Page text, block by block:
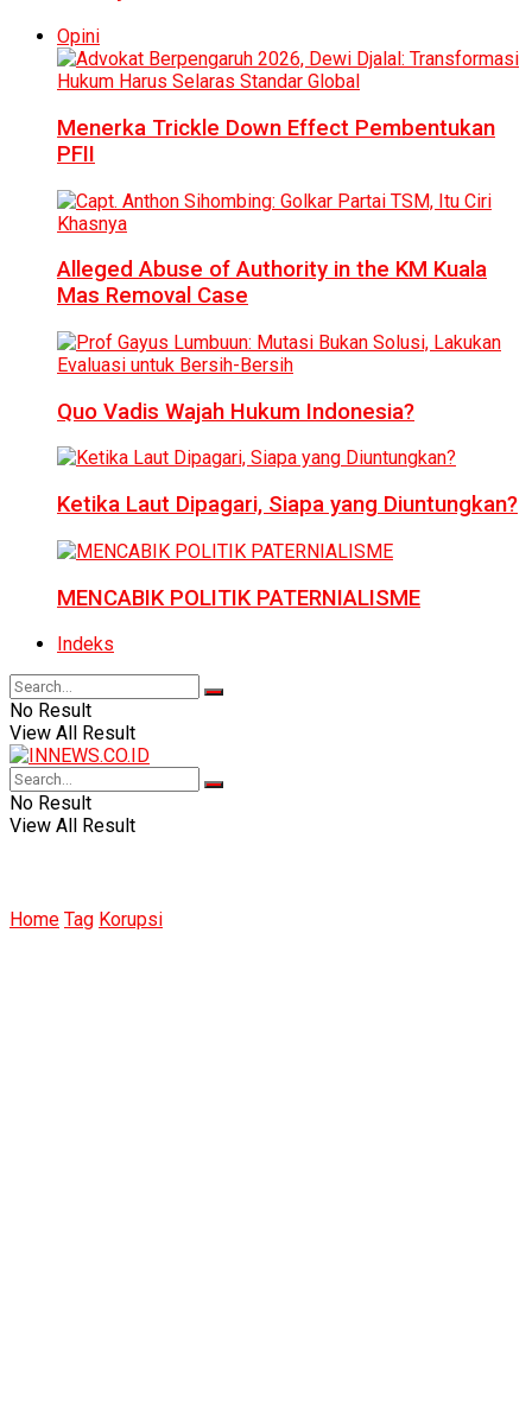
Opini
Menerka Trickle Down Effect Pembentukan
PFII
Alleged Abuse of Authority in the KM Kuala
Mas Removal Case
Quo Vadis Wajah Hukum Indonesia?
Ketika Laut Dipagari, Siapa yang Diuntungkan?
MENCABIK POLITIK PATERNIALISME
Indeks
No Result
View All Result
No Result
View All Result
Home Tag Korupsi